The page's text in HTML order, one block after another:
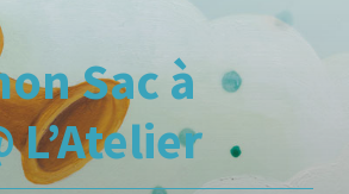
Sac à
L’Atelier